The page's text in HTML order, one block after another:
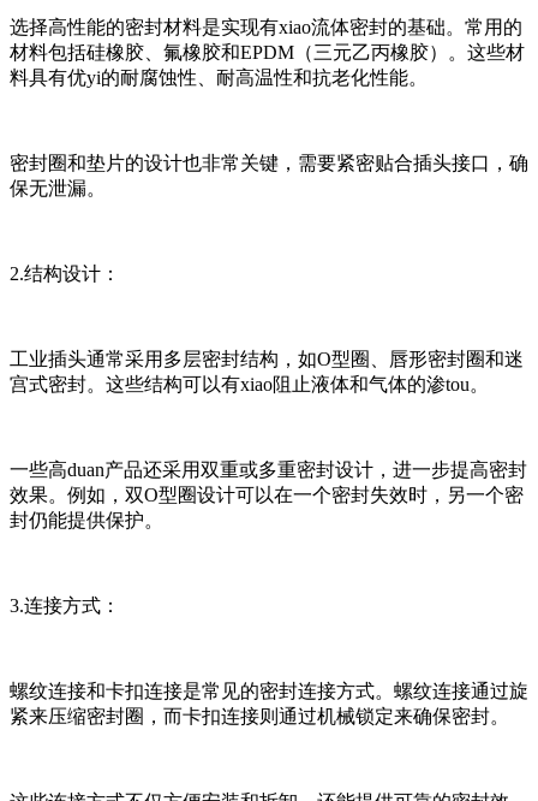
选择高性能的密封材料是实现有xiao流体密封的基础。常用的
材料包括硅橡胶、氟橡胶和EPDM（三元乙丙橡胶）。这些材
料具有优yi的耐腐蚀性、耐高温性和抗老化性能。
密封圈和垫片的设计也非常关键，需要紧密贴合插头接口，确
保无泄漏。
2.结构设计：
工业插头通常采用多层密封结构，如O型圈、唇形密封圈和迷
宫式密封。这些结构可以有xiao阻止液体和气体的渗tou。
一些高duan产品还采用双重或多重密封设计，进一步提高密封
效果。例如，双O型圈设计可以在一个密封失效时，另一个密
封仍能提供保护。
3.连接方式：
螺纹连接和卡扣连接是常见的密封连接方式。螺纹连接通过旋
紧来压缩密封圈，而卡扣连接则通过机械锁定来确保密封。